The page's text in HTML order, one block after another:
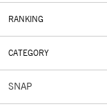
RANKING
CATEGORY
SNAP